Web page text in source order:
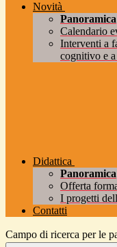
Novità
Panoramica
Calendario
Interventi a
cognitivo e
Didattica
Panoramica
Offerta
I progetti
Contatti
Campo di ricerca per le